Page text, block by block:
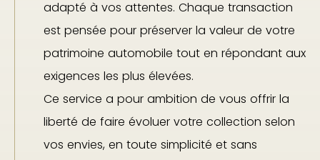
adapté à vos attentes. Chaque transaction
est pensée pour préserver la valeur de votre
patrimoine automobile tout en répondant aux
exigences les plus élevées.
Ce service a pour ambition de vous offrir la
liberté de faire évoluer votre collection selon
vos envies, en toute simplicité et sans